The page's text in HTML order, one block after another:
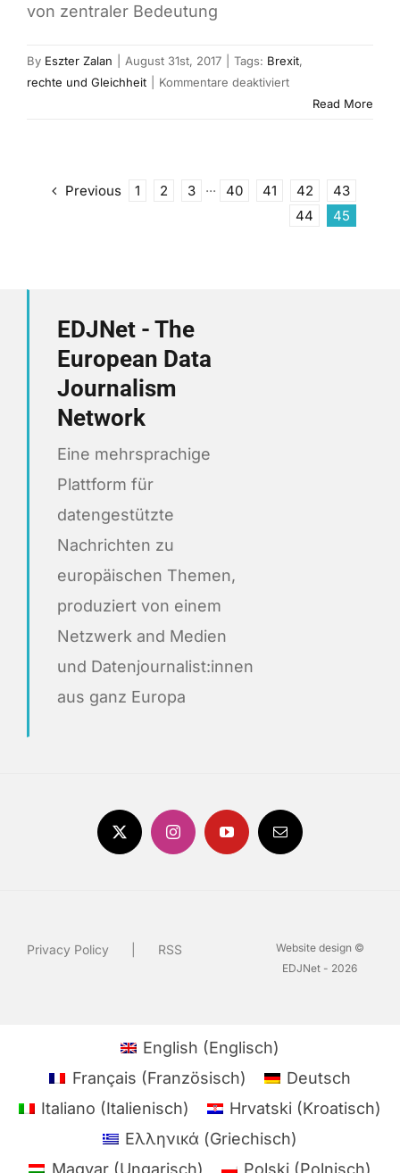
von zentraler Bedeutung
By Eszter Zalan August 31st, 2017 Tags: Brexit,
rechte und Gleichheit
Kommentare deaktiviertfür
Stelle
Read More
Previous 1 2 3 ··· 40 41 42
43
44
45
EDJNet - The
European Data
Journalism
Network
Eine mehrsprachige
Plattform für
datengestützte
Nachrichten zu
europäischen Themen,
produziert von einem
Netzwerk and Medien
und Datenjournalist:innen
aus ganz Europa
Privacy Policy RSS
Website design ©
EDJNet - 2026
English (Englisch)
Français (Französisch)
Deutsch
Italiano (Italienisch) Hrvatski (Kroatisch)
Ελληνικά (Griechisch)
Magyar(Ungarisch) Polski(Polnisch)